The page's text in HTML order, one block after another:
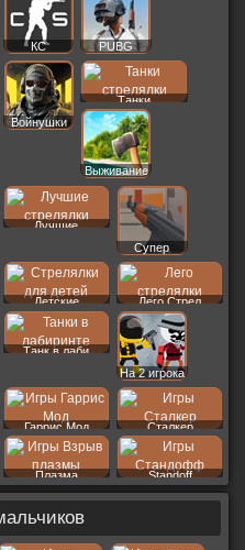
КС PUBG
Войнушки
Танки
Выживание
Лучшие
Супер
Детские Лего Стрел
Танк в лаби
На 2 игрока
Гаррис Мод Сталкер
Плазма Standoff